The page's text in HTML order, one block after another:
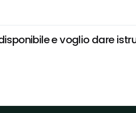
e voglio dare